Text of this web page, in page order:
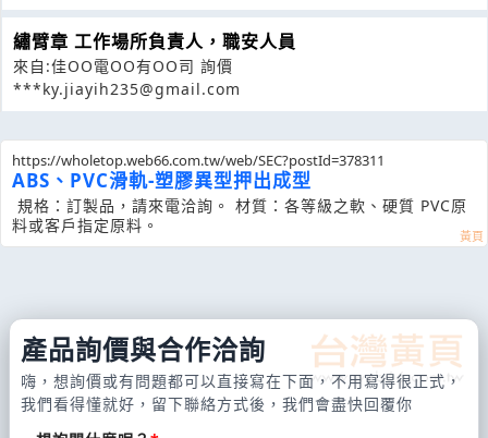
繡臂章 工作場所負責人，職安人員
來自:佳OO電OO有OO司 詢價
***ky.jiayih235@gmail.com
https://wholetop.web66.com.tw/web/SEC?postId=378311
ABS、PVC滑軌-塑膠異型押出成型
料或客戶指定原料。
產品詢價與合作洽詢
嗨，想詢價或有問題都可以直接寫在下面，不用寫得很正式，
我們看得懂就好，留下聯絡方式後，我們會盡快回覆你